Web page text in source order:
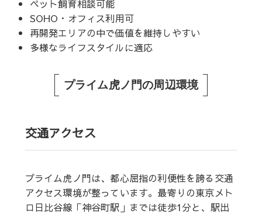
ペット飼育相談可能
SOHO・オフィス利用可
再開発エリアの中で価値を維持しやすい
多様なライフスタイルに適応
プライム虎ノ門の周辺環境
交通アクセス
プライム虎ノ門は、都心屈指の利便性を誇る交通
アクセス環境が整っています。最寄りの東京メト
ロ日比谷線「神谷町駅」までは徒歩1分と、駅出